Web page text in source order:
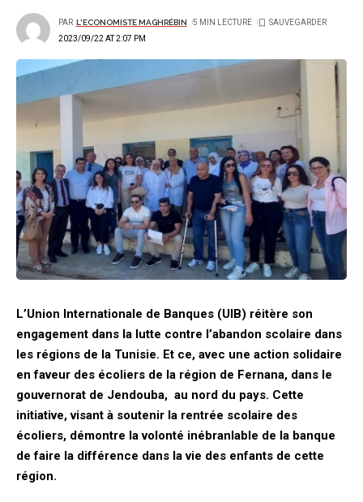
2023/09/22 AT 2:07 PM
PAR L'ECONOMISTE MAGHRÉBIN 5 MIN LECTURE
L’Union Internationale de Banques (UIB) réitère son
engagement dans la lutte contre l’abandon scolaire dans
les régions de la Tunisie. Et ce, avec une action solidaire
en faveur des écoliers de la région de Fernana, dans le
gouvernorat de Jendouba, au nord du pays. Cette
initiative, visant à soutenir la rentrée scolaire des
écoliers, démontre la volonté inébranlable de la banque
de faire la différence dans la vie des enfants de cette
région.